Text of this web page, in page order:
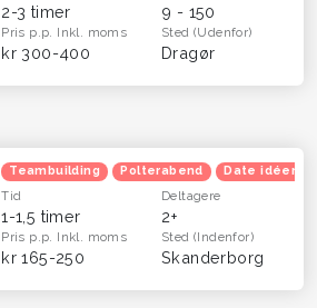
2-3 timer 9 - 150
Pris p.p. Inkl. moms
kr 300-400
Sted(Udenfor)
Dragør
Teambuilding Polterabend Date idéer
Tid
1-1,5 timer
Deltagere
2+
Pris p.p. Inkl. moms
kr 165-250
Sted(Indenfor)
Skanderborg